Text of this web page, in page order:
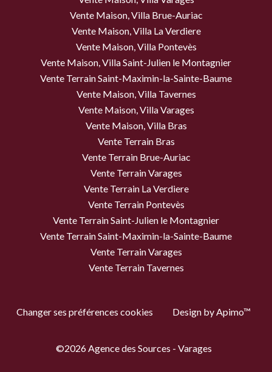
Vente Maison, Villa Brue-Auriac
Vente Maison, Villa La Verdiere
Vente Maison, Villa Pontevès
Vente Maison, Villa Saint-Julien le Montagnier
Vente Terrain Saint-Maximin-la-Sainte-Baume
Vente Maison, Villa Tavernes
Vente Maison, Villa Varages
Vente Maison, Villa Bras
Vente Terrain Bras
Vente Terrain Brue-Auriac
Vente Terrain Varages
Vente Terrain La Verdiere
Vente Terrain Pontevès
Vente Terrain Saint-Julien le Montagnier
Vente Terrain Saint-Maximin-la-Sainte-Baume
Vente Terrain Varages
Vente Terrain Tavernes
Changer ses préférences cookies Design byApimo™
©2026 Agence des Sources - Varages